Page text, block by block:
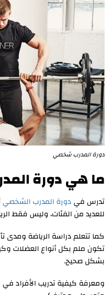
دورة المدرب شخصي
ما هي دورة
تدرس في دورة المدرب الشخصي
للعديد من الفئات، وليس فقط
كما تتعلم دراسة الرياضة ومدى
تكون ملم بكل أنواع العضلات
بشكل صحيح.
ومعرفة كيفية تدريب الأفراد